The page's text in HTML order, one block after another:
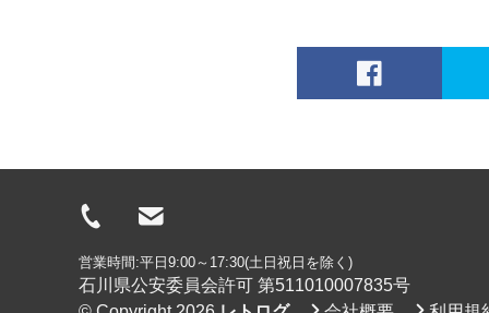
営業時間:平日9:00～17:30(土日祝日を除く)
石川県公安委員会許可 第511010007835号